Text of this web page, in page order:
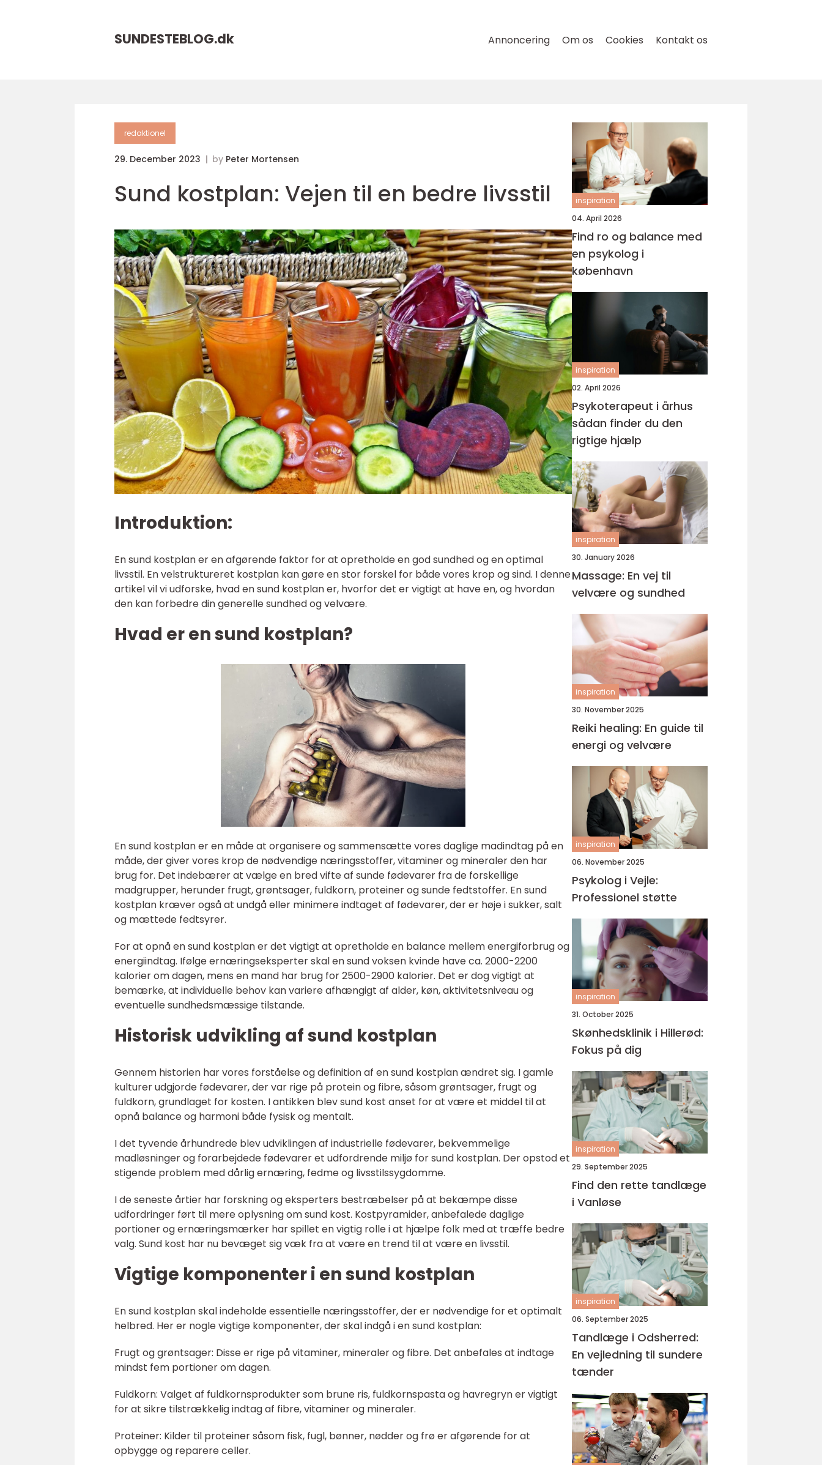
SUNDESTEBLOG.dk Annoncering Om os Cookies Kontakt os
redaktionel
29. December 2023 by Peter Mortensen
Sund kostplan: Vejen til en bedre livsstil
Introduktion:
En sund kostplan er en afgørende faktor for at opretholde en god sundhed og en optimal
livsstil. En velstruktureret kostplan kan gøre en stor forskel for både vores krop og sind. I denne
artikel vil vi udforske, hvad en sund kostplan er, hvorfor det er vigtigt at have en, og hvordan
den kan forbedre din generelle sundhed og velvære.
Hvad er en sund kostplan?
En sund kostplan er en måde at organisere og sammensætte vores daglige madindtag på en
måde, der giver vores krop de nødvendige næringsstoffer, vitaminer og mineraler den har
brug for. Det indebærer at vælge en bred vifte af sunde fødevarer fra de forskellige
madgrupper, herunder frugt, grøntsager, fuldkorn, proteiner og sunde fedtstoffer. En sund
kostplan kræver også at undgå eller minimere indtaget af fødevarer, der er høje i sukker, salt
og mættede fedtsyrer.
For at opnå en sund kostplan er det vigtigt at opretholde en balance mellem energiforbrug og
energiindtag. Ifølge ernæringseksperter skal en sund voksen kvinde have ca. 2000-2200
kalorier om dagen, mens en mand har brug for 2500-2900 kalorier. Det er dog vigtigt at
bemærke, at individuelle behov kan variere afhængigt af alder, køn, aktivitetsniveau og
eventuelle sundhedsmæssige tilstande.
Historisk udvikling af sund kostplan
Gennem historien har vores forståelse og definition af en sund kostplan ændret sig. I gamle
kulturer udgjorde fødevarer, der var rige på protein og fibre, såsom grøntsager, frugt og
fuldkorn, grundlaget for kosten. I antikken blev sund kost anset for at være et middel til at
opnå balance og harmoni både fysisk og mentalt.
I det tyvende århundrede blev udviklingen af industrielle fødevarer, bekvemmelige
madløsninger og forarbejdede fødevarer et udfordrende miljø for sund kostplan. Der opstod et
stigende problem med dårlig ernæring, fedme og livsstilssygdomme.
I de seneste årtier har forskning og eksperters bestræbelser på at bekæmpe disse
udfordringer ført til mere oplysning om sund kost. Kostpyramider, anbefalede daglige
portioner og ernæringsmærker har spillet en vigtig rolle i at hjælpe folk med at træffe bedre
valg. Sund kost har nu bevæget sig væk fra at være en trend til at være en livsstil.
Vigtige komponenter i en sund kostplan
En sund kostplan skal indeholde essentielle næringsstoffer, der er nødvendige for et optimalt
helbred. Her er nogle vigtige komponenter, der skal indgå i en sund kostplan:
Frugt og grøntsager: Disse er rige på vitaminer, mineraler og fibre. Det anbefales at indtage
mindst fem portioner om dagen.
Fuldkorn: Valget af fuldkornsprodukter som brune ris, fuldkornspasta og havregryn er vigtigt
for at sikre tilstrækkelig indtag af fibre, vitaminer og mineraler.
Proteiner: Kilder til proteiner såsom fisk, fugl, bønner, nødder og frø er afgørende for at
opbygge og reparere celler.
inspiration
04. April 2026
Find ro og balance med
en psykolog i
københavn
inspiration
02. April 2026
Psykoterapeut i århus
sådan finder du den
rigtige hjælp
inspiration
30. January 2026
Massage: En vej til
velvære og sundhed
inspiration
30. November 2025
Reiki healing: En guide til
energi og velvære
inspiration
06. November 2025
Psykolog i Vejle:
Professionel støtte
inspiration
31. October 2025
Skønhedsklinik i Hillerød:
Fokus på dig
inspiration
29. September 2025
Find den rette tandlæge
i Vanløse
inspiration
06. September 2025
Tandlæge i Odsherred:
En vejledning til sundere
tænder